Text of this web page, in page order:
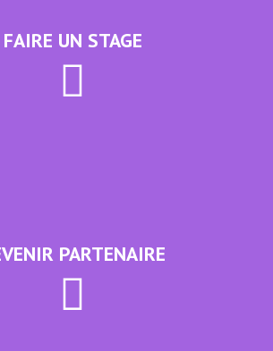
FAIRE UN STAGE
PARTENAIRE